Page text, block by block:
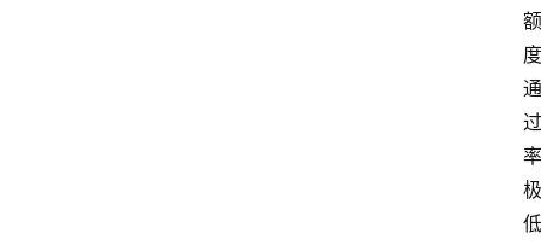
额
度
通
过
率
极
低